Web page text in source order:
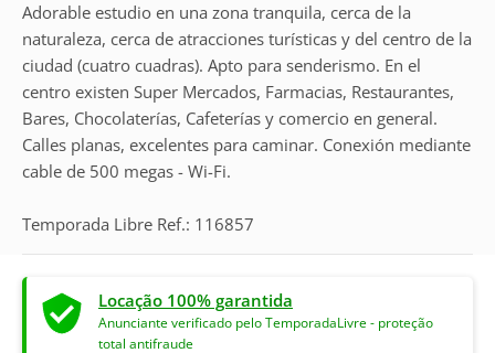
Adorable estudio en una zona tranquila, cerca de la
naturaleza, cerca de atracciones turísticas y del centro de la
ciudad (cuatro cuadras). Apto para senderismo. En el
centro existen Super Mercados, Farmacias, Restaurantes,
Bares, Chocolaterías, Cafeterías y comercio en general.
Calles planas, excelentes para caminar. Conexión mediante
cable de 500 megas - Wi-Fi.
Temporada Libre Ref.: 116857
Locação 100% garantida
Anunciante verificado pelo TemporadaLivre - proteção
total antifraude